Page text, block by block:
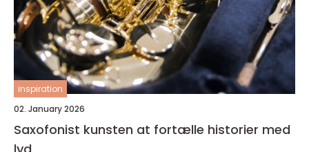
inspiration
02. January 2026
Saxofonist kunsten at fortælle historier med